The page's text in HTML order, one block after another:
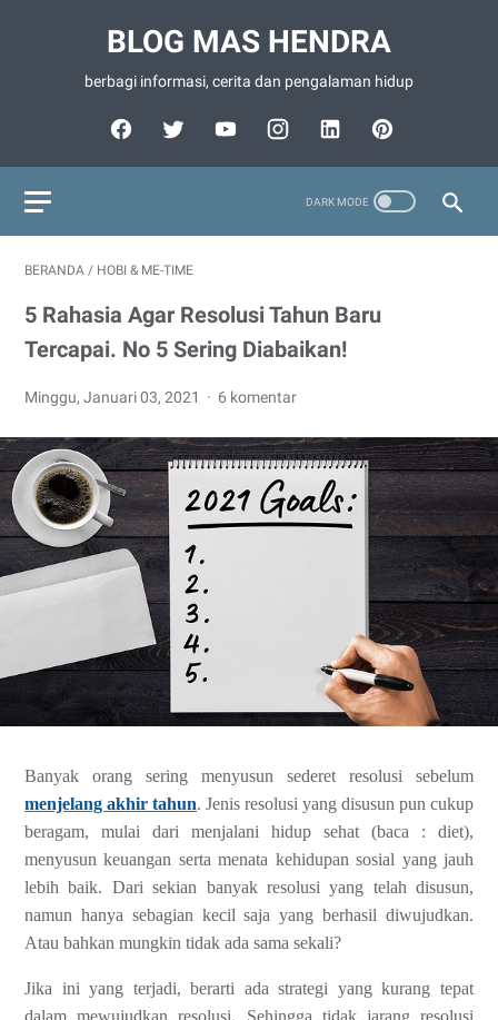
BLOG MAS HENDRA
berbagi informasi, cerita dan pengalaman hidup
BERANDA / HOBI & ME-TIME
5 Rahasia Agar Resolusi Tahun Baru
Tercapai. No 5 Sering Diabaikan!
Minggu, Januari 03, 2021 6 komentar
Banyak orang sering menyusun sederet resolusi sebelum
menjelang akhir tahun. Jenis resolusi yang disusun pun cukup
beragam, mulai dari menjalani hidup sehat (baca : diet),
menyusun keuangan serta menata kehidupan sosial yang jauh
lebih baik. Dari sekian banyak resolusi yang telah disusun,
namun hanya sebagian kecil saja yang berhasil diwujudkan.
Atau bahkan mungkin tidak ada sama sekali?
Jika ini yang terjadi, berarti ada strategi yang kurang tepat